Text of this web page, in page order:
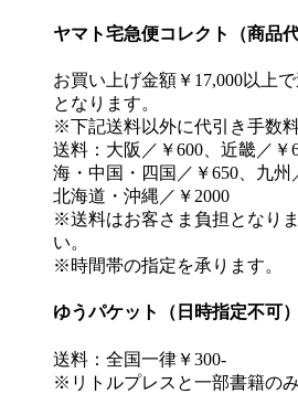
ヤマト宅急便コレクト（商品
お買い上げ金額￥17,000以上
となります。
※下記送料以外に代引き手数料
送料：大阪／￥600、近畿／￥
海・中国・四国／￥650、九州
北海道・沖縄／￥2000
※送料はお客さま負担となり
い。
※時間帯の指定を承ります。
ゆうパケット（日時指定不可）
送料：全国一律￥300-
※リトルプレスと一部書籍の